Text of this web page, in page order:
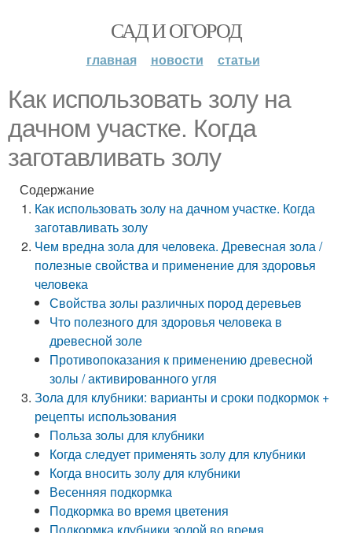
САД И ОГОРОД
главная новости статьи
Как использовать золу на
дачном участке. Когда
заготавливать золу
Содержание
Как использовать золу на дачном участке. Когда
заготавливать золу
Чем вредна зола для человека. Древесная зола /
полезные свойства и применение для здоровья
человека
Свойства золы различных пород деревьев
Что полезного для здоровья человека в
древесной золе
Противопоказания к применению древесной
золы / активированного угля
Зола для клубники: варианты и сроки подкормок +
рецепты использования
Польза золы для клубники
Когда следует применять золу для клубники
Когда вносить золу для клубники
Весенняя подкормка
Подкормка во время цветения